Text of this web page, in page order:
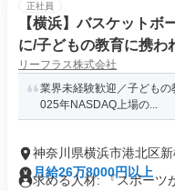
正社員
【横浜】バスケットボ
に/子どもの教育に携わ
リーフラス株式会社
業界未経験歓迎／子ども
025年NASDAQ上場の...
神奈川県横浜市港北区
月給26万8000円以上
求める人材: 『スポーツ